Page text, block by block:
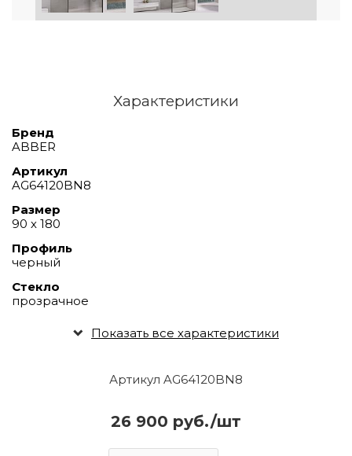
Артикул AG64120BN8
26 900 руб./шт
Характеристики
Бренд
ABBER
Артикул
AG64120BN8
Размер
90 х 180
Профиль
черный
Стекло
прозрачное
Показать все характеристики